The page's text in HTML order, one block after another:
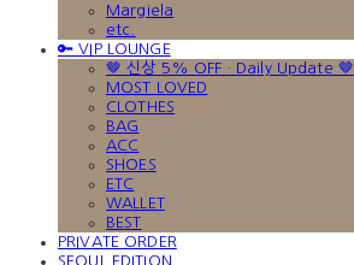
Margiela
etc.
🔑 VIP LOUNGE
🤎 신상 5% OFF · Daily Update 🤎
MOST LOVED
CLOTHES
BAG
ACC
SHOES
ETC
WALLET
BEST
PRIVATE ORDER
SEOUL EDITION